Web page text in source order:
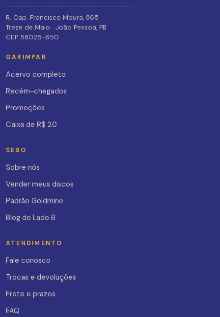
R. Cap. Francisco Moura, 865
Treze de Maio · João Pessoa, PB
CEP 58025-650
GARIMPAR
Acervo completo
Recém-chegados
Promoções
Caixa de R$ 20
SEBO
Sobre nós
Vender meus discos
Padrão Goldmine
Blog do Lado B
ATENDIMENTO
Fale conosco
Trocas e devoluções
Frete e prazos
FAQ